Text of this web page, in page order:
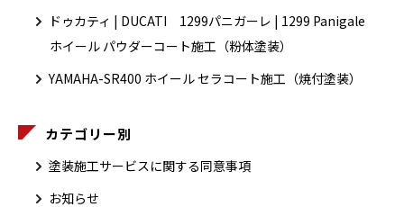
ドゥカティ | DUCATI 1299パニガーレ | 1299 Panigale
ホイール パウダーコート施工（粉体塗装）
YAMAHA-SR400 ホイール セラコート施工（焼付塗装）
カテゴリー別
塗装施工サービスに関する同意事項
お知らせ